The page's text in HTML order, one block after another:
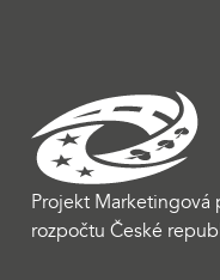
Projekt Marketingová
rozpočtu České